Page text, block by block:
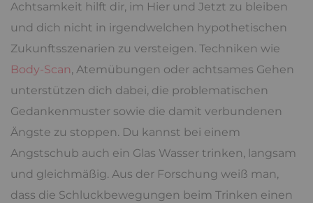
Achtsamkeit hilft dir, im Hier und Jetzt zu bleiben
und dich nicht in irgendwelchen hypothetischen
Zukunftsszenarien zu versteigen. Techniken wie
Body-Scan, Atemübungen oder achtsames Gehen
unterstützen dich dabei, die problematischen
Gedankenmuster sowie die damit verbundenen
Ängste zu stoppen. Du kannst bei einem
Angstschub auch ein Glas Wasser trinken, langsam
und gleichmäßig. Aus der Forschung weiß man,
dass die Schluckbewegungen beim Trinken einen